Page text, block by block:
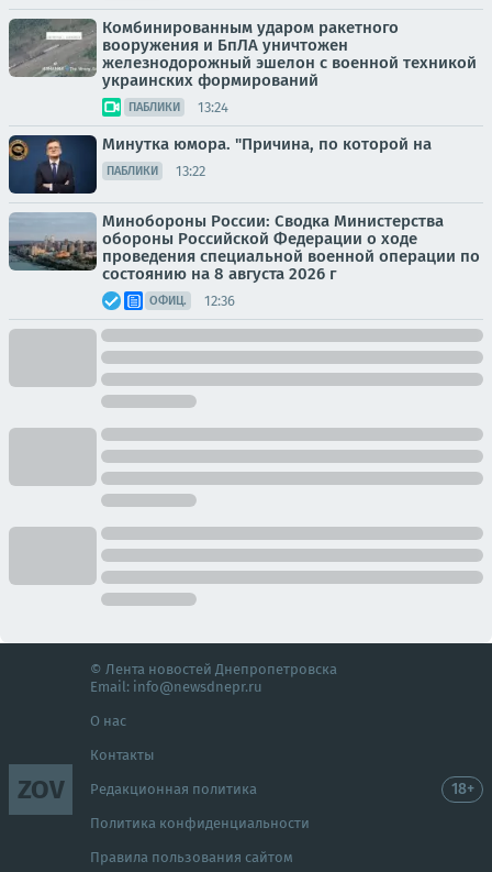
Комбинированным ударом ракетного
вооружения и БпЛА уничтожен
железнодорожный эшелон с военной техникой
украинских формирований
ПАБЛИКИ 13:24
Минутка юмора. "Причина, по которой на
ПАБЛИКИ 13:22
Минобороны России: Сводка Министерства
обороны Российской Федерации о ходе
проведения специальной военной операции по
состоянию на 8 августа 2026 г
ОФИЦ. 12:36
ZOV
© Лента новостей Днепропетровска
Email: info@newsdnepr.ru
О нас
Контакты
Редакционная политика
Политика конфиденциальности
Правила пользования сайтом
18+